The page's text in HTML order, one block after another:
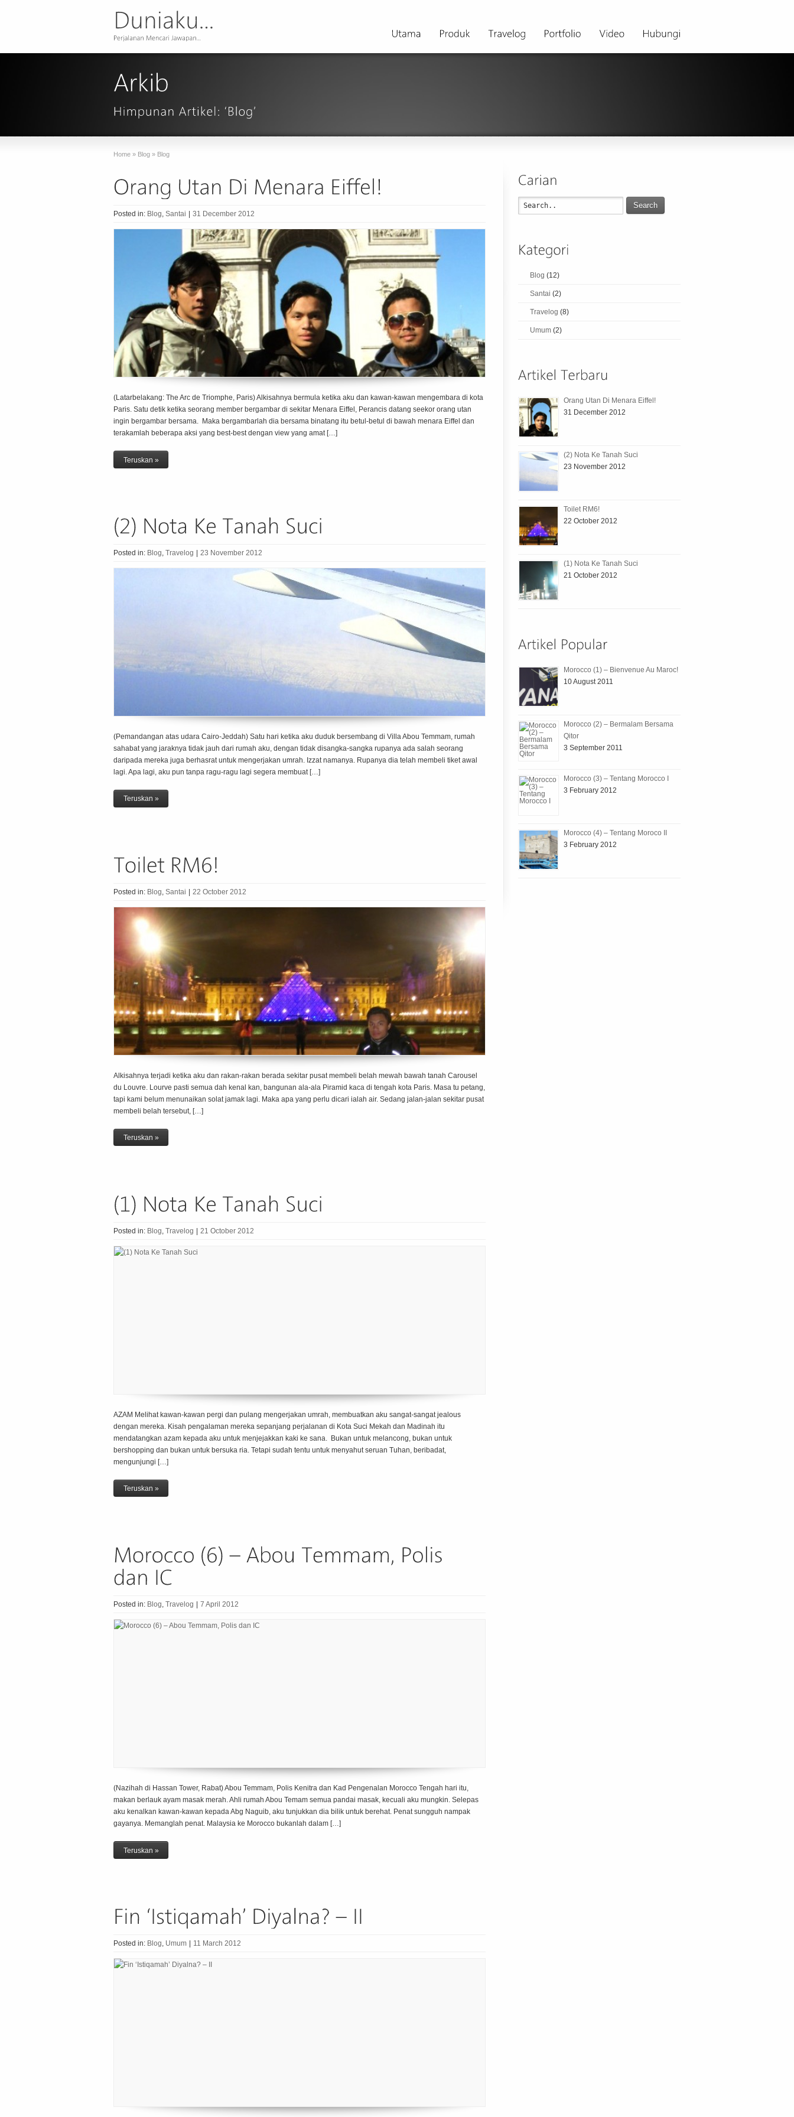
Home » Blog » Blog
Posted in: Blog, Santai 31 December 2012
(Latarbelakang: The Arc de Triomphe, Paris) Alkisahnya bermula ketika aku dan kawan-kawan mengembara di kota
Paris. Satu detik ketika seorang member bergambar di sekitar Menara Eiffel, Perancis datang seekor orang utan
ingin bergambar bersama. Maka bergambarlah dia bersama binatang itu betul-betul di bawah menara Eiffel dan
terakamlah beberapa aksi yang best-best dengan view yang amat […]
Teruskan »
Posted in: Blog, Travelog 23 November 2012
(Pemandangan atas udara Cairo-Jeddah) Satu hari ketika aku duduk bersembang di Villa Abou Temmam, rumah
sahabat yang jaraknya tidak jauh dari rumah aku, dengan tidak disangka-sangka rupanya ada salah seorang
daripada mereka juga berhasrat untuk mengerjakan umrah. Izzat namanya. Rupanya dia telah membeli tiket awal
lagi. Apa lagi, aku pun tanpa ragu-ragu lagi segera membuat […]
Teruskan »
Posted in: Blog, Santai 22 October 2012
Alkisahnya terjadi ketika aku dan rakan-rakan berada sekitar pusat membeli belah mewah bawah tanah Carousel
du Louvre. Lourve pasti semua dah kenal kan, bangunan ala-ala Piramid kaca di tengah kota Paris. Masa tu petang,
tapi kami belum menunaikan solat jamak lagi. Maka apa yang perlu dicari ialah air. Sedang jalan-jalan sekitar pusat
membeli belah tersebut, […]
Teruskan »
Posted in: Blog, Travelog 21 October 2012
AZAM Melihat kawan-kawan pergi dan pulang mengerjakan umrah, membuatkan aku sangat-sangat jealous
dengan mereka. Kisah pengalaman mereka sepanjang perjalanan di Kota Suci Mekah dan Madinah itu
mendatangkan azam kepada aku untuk menjejakkan kaki ke sana. Bukan untuk melancong, bukan untuk
bershopping dan bukan untuk bersuka ria. Tetapi sudah tentu untuk menyahut seruan Tuhan, beribadat,
mengunjungi […]
Teruskan »
Posted in: Blog, Travelog 7 April 2012
(Nazihah di Hassan Tower, Rabat) Abou Temmam, Polis Kenitra dan Kad Pengenalan Morocco Tengah hari itu,
makan berlauk ayam masak merah. Ahli rumah Abou Temam semua pandai masak, kecuali aku mungkin. Selepas
aku kenalkan kawan-kawan kepada Abg Naguib, aku tunjukkan dia bilik untuk berehat. Penat sungguh nampak
gayanya. Memanglah penat. Malaysia ke Morocco bukanlah dalam […]
Teruskan »
Posted in: Blog, Umum 11 March 2012
Search
Blog (12)
Santai (2)
Travelog (8)
Umum (2)
Orang Utan Di Menara Eiffel!
31 December 2012
(2) Nota Ke Tanah Suci
23 November 2012
Toilet RM6!
22 October 2012
(1) Nota Ke Tanah Suci
21 October 2012
Morocco (1) – Bienvenue Au Maroc!
10 August 2011
Morocco (2) – Bermalam Bersama
Qitor
3 September 2011
Morocco (3) – Tentang Morocco I
3 February 2012
Morocco (4) – Tentang Moroco II
3 February 2012